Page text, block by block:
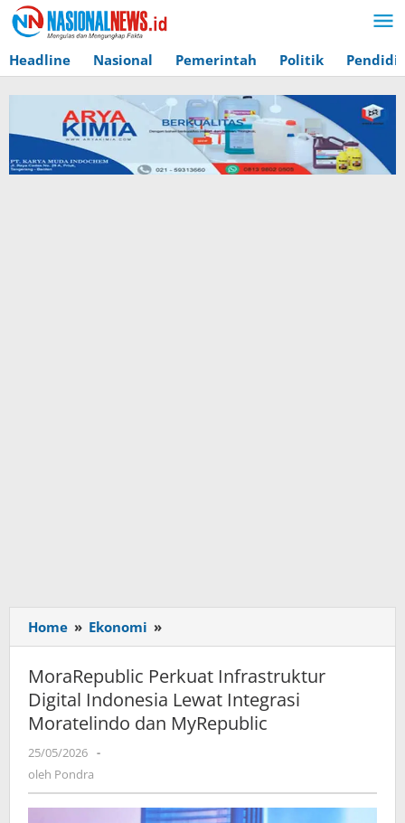
Lewati
ke
konten
Headline Nasional Pemerintah Politik
Home » Ekonomi »
Perkuat
Infrastruktur
Digital
Indonesia
Lewat
MyRepublic
MoraRepublic Perkuat Infrastruktur
Digital Indonesia Lewat Integrasi
Moratelindo dan MyRepublic
25/05/2026 oleh
-
oleh Pondra